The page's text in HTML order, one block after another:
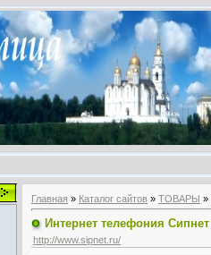
Главная » Каталог сайтов » ТОВАРЫ »
Интернет телефония Сипнет
http://www.sipnet.ru/